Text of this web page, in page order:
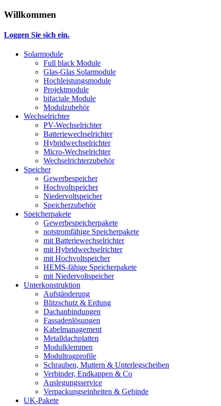
Willkommen
Loggen Sie sich ein.
Solarmodule
Full black Module
Glas-Glas Solarmodule
Hochleistungsmodule
Projektmodule
bifaciale Module
Modulzubehör
Wechselrichter
PV-Wechselrichter
Batteriewechselrichter
Hybridwechselrichter
Micro-Wechselrichter
Wechselrichterzubehör
Speicher
Gewerbespeicher
Hochvoltspeicher
Niedervoltspeicher
Speicherzubehör
Speicherpakete
Gewerbespeicherpakete
notstromfähige Speicherpakete
mit Batteriewechselrichter
mit Hybridwechselrichter
mit Hochvoltspeicher
HEMS-fähige Speicherpakete
mit Niedervoltspeicher
Unterkonstruktion
Aufständerung
Blitzschutz & Erdung
Dachanbindungen
Fassadenlösungen
Kabelmanagement
Metalldachplatten
Modulklemmen
Modultragprofile
Schrauben, Muttern & Unterlegscheiben
Verbinder, Endkappen & Co
Auslegungsservice
Verpackungseinheiten & Gebinde
UK-Pakete